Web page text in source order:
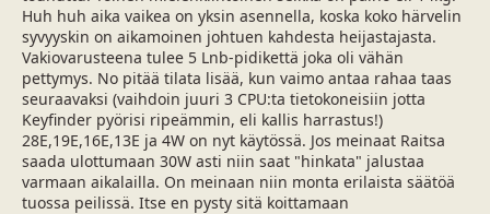
j
a
Huh huh aika vaikea on yksin asennella, koska koko härvelin
syvyyskin on aikamoinen johtuen kahdesta heijastajasta.
Vakiovarusteena tulee 5 Lnb-pidikettä joka oli vähän
pettymys. No pitää tilata lisää, kun vaimo antaa rahaa taas
seuraavaksi (vaihdoin juuri 3 CPU:ta tietokoneisiin jotta
Keyfinder pyörisi ripeämmin, eli kallis harrastus!)
28E,19E,16E,13E ja 4W on nyt käytössä. Jos meinaat Raitsa
saada ulottumaan 30W asti niin saat "hinkata" jalustaa
varmaan aikalailla. On meinaan niin monta erilaista säätöä
tuossa peilissä. Itse en pysty sitä koittamaan